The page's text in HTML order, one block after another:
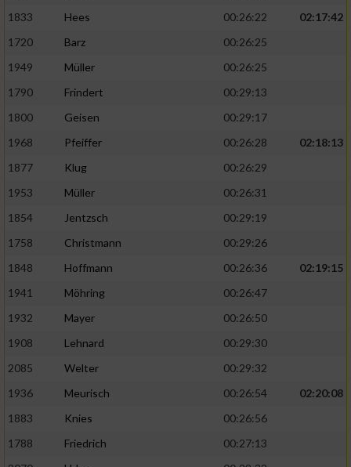
1833
Hees 00:26:22
02:17:42
1720
Barz
00:26:25
1949
Müller
00:26:25
1790
Frindert
00:29:13
1800
Geisen
00:29:17
1968
Pfeiffer 00:26:28
02:18:13
1877
Klug
00:26:29
1953
Müller
00:26:31
1854
Jentzsch
00:29:19
1758
Christmann
00:29:26
1848
Hoffmann 00:26:36
02:19:15
1941
Möhring
00:26:47
1932
Mayer
00:26:50
1908
Lehnard
00:29:30
2085
Welter
00:29:32
1936
Meurisch 00:26:54
02:20:08
1883
Knies
00:26:56
1788
Friedrich
00:27:13